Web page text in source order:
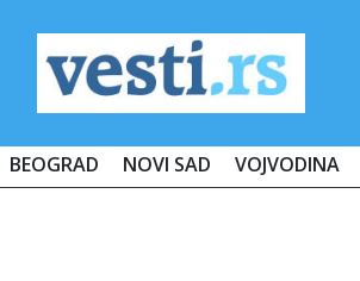
BEOGRAD NOVI SAD VOJVODINA